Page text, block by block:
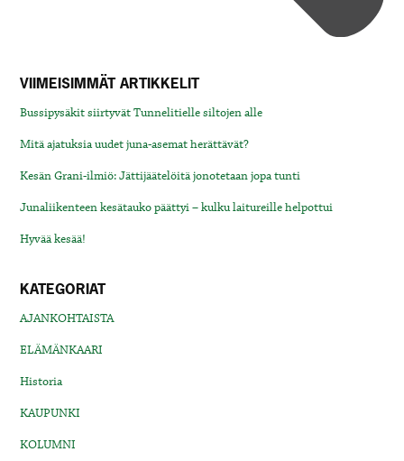
VIIMEISIMMÄT ARTIKKELIT
Bussipysäkit siirtyvät Tunnelitielle siltojen alle
Mitä ajatuksia uudet juna-asemat herättävät?
Kesän Grani-ilmiö: Jättijäätelöitä jonotetaan jopa tunti
Junaliikenteen kesätauko päättyi – kulku laitureille helpottui
Hyvää kesää!
KATEGORIAT
AJANKOHTAISTA
ELÄMÄNKAARI
Historia
KAUPUNKI
KOLUMNI